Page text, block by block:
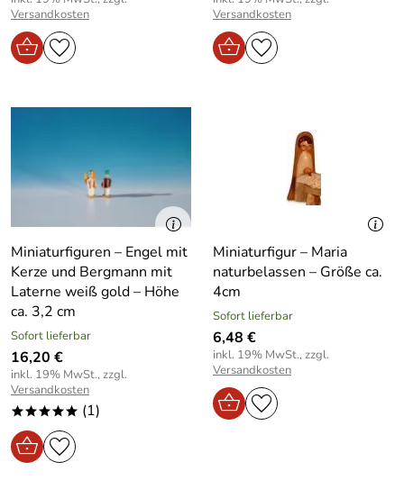
Versandkosten
Versandkosten
Miniaturfiguren – Engel mit
Kerze und Bergmann mit
Laterne weiß gold – Höhe
ca. 3,2 cm
Sofort lieferbar
16,20 €
inkl. 19% MwSt., zzgl.
Versandkosten
***** (1)
Miniaturfigur – Maria
naturbelassen – Größe ca.
4cm
Sofort lieferbar
6,48 €
inkl. 19% MwSt., zzgl.
Versandkosten